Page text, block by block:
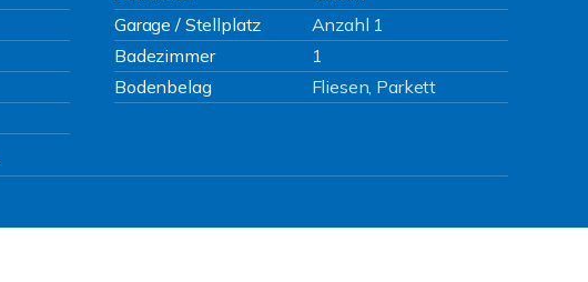
Garage / Stellplatz
Anzahl 1
Badezimmer
1
Bodenbelag
Fliesen, Parkett